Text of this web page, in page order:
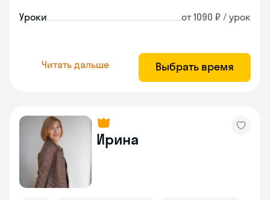
Уроки от 1090 ₽ / урок
Читать дальше Выбрать время
Ирина